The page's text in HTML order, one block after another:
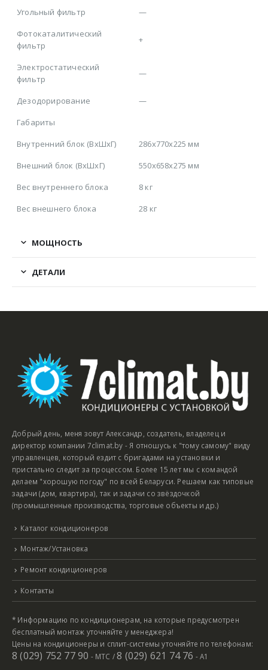
Угольный фильтр
—
Фотокаталитический
фильтр
+
Электростатический
фильтр
—
Дезодорирование
—
Габариты
Внутренний блок (ВхШхГ)
286x770x225 мм
Внешний блок (ВхШхГ)
550x658x275 мм
Вес внутреннего блока
8 кг
Вес внешнего блока
28 кг
МОЩНОСТЬ
ДЕТАЛИ
Добрый день, меня зовут Александр, создатель, владелец и
директор компании 7climat.by - Я отношусь к "тому самому" виду
управленцев, который ездит с бригадами на установки и
пристально следит за процессом. Более 15 лет мы с командой
делаем "хорошую погоду" по всей Беларуси. Решаем как типовые
задачи (дом, квартира), так и задачи со звёздочкой
(промышленные производства, торговые объекты и др.)
Каталог кондиционеров
Монтаж/Установка
Ремонт кондиционеров
Контакты
* Информацию по кондиционерам, на которые предусмотрен
бесплатный монтаж уточняйте у менеджера!
Цены на кондиционеры и сплит-системы уточняйте по телефонам:
8 (029) 752 77 90 - МТС /8 (029) 621 74 76 - А1